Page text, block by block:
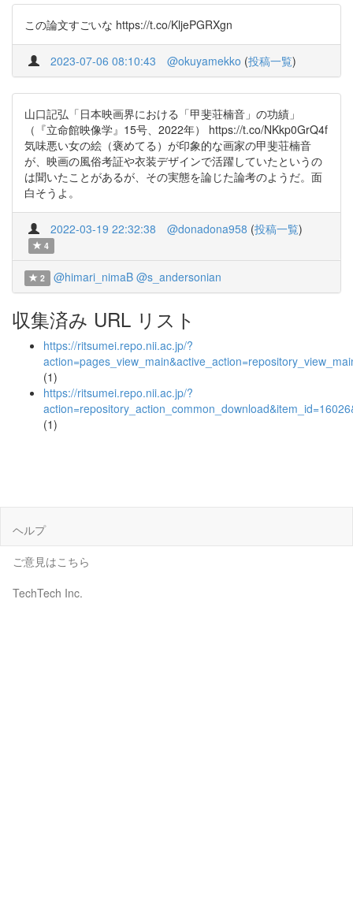
この論文すごいな https://t.co/KljePGRXgn
2023-07-06 08:10:43 @okuyamekko (投稿一覧)
山口記弘「日本映画界における「甲斐荘楠音」の功績」
（『立命館映像学』15号、2022年） https://t.co/NKkp0GrQ4f
気味悪い女の絵（褒めてる）が印象的な画家の甲斐荘楠音
が、映画の風俗考証や衣装デザインで活躍していたというの
は聞いたことがあるが、その実態を論じた論考のようだ。面
白そうよ。
2022-03-19 22:32:38 @donadona958 (投稿一覧)
4
2 @himari_nimaB @s_andersonian
収集済み URL リスト
https://ritsumei.repo.nii.ac.jp/?
(1)
https://ritsumei.repo.nii.ac.jp/?
(1)
ヘルプ
ご意見はこちら
TechTech Inc.